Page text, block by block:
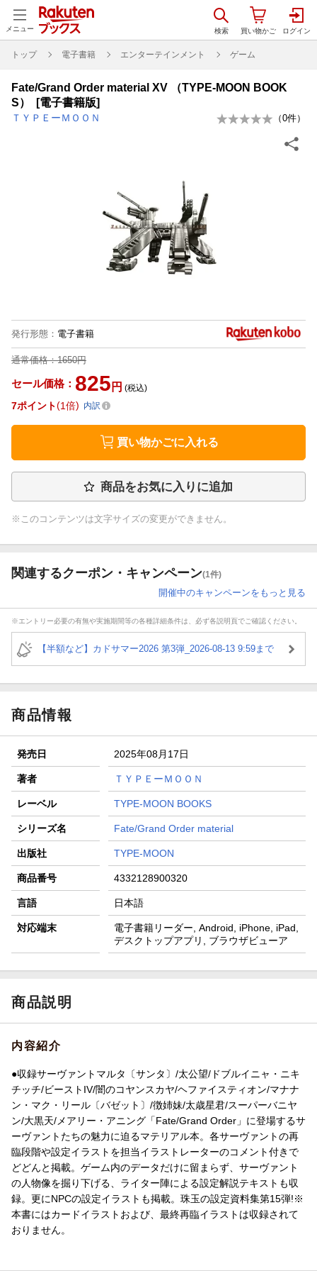
メニュー
トップ 電子書籍 エンターテインメント ゲーム
Fate/Grand Order material XV （TYPE-MOON BOOK
S） [電子書籍版]
ＴＹＰＥーＭＯＯＮ （0件）
発行形態 ： 電子書籍
通常価格：1650円
セール価格： 825 円 (税込)
7ポイント 1倍 内訳
買い物かごに入れる
商品をお気に入りに追加
※このコンテンツは文字サイズの変更ができません。
関連するクーポン・キャンペーン(1件)
開催中のキャンペーンをもっと見る
※エントリー必要の有無や実施期間等の各種詳細条件は、必ず各説明頁でご確認ください。
【半額など】カドサマー2026 第3弾_2026-08-13 9:59まで
商品情報
発売日 2025年08月17日
著者 ＴＹＰＥーＭＯＯＮ
レーベル TYPE-MOON BOOKS
シリーズ名 Fate/Grand Order material
出版社 TYPE-MOON
商品番号 4332128900320
言語 日本語
対応端末
電子書籍リーダー, Android, iPhone, iPad,
デスクトップアプリ, ブラウザビューア
商品説明
内容紹介
●収録サーヴァントマルタ〔サンタ〕/太公望/ドブルイニャ・ニキ
チッチ/ビーストIV/闇のコヤンスカヤ/ヘファイスティオン/マナナ
ン・マク・リール〔バゼット〕/徴姉妹/太歳星君/スーパーバニヤ
ン/大黒天/メアリー・アニング「Fate/Grand Order」に登場するサ
ーヴァントたちの魅力に迫るマテリアル本。各サーヴァントの再
臨段階や設定イラストを担当イラストレーターのコメント付きで
どどんと掲載。ゲーム内のデータだけに留まらず、サーヴァント
の人物像を掘り下げる、ライター陣による設定解説テキストも収
録。更にNPCの設定イラストも掲載。珠玉の設定資料集第15弾!※
本書にはカードイラストおよび、最終再臨イラストは収録されて
おりません。